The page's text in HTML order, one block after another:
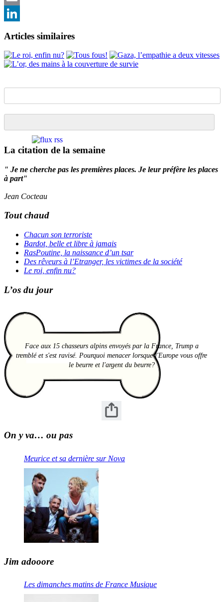
Email
Articles similaires
La citation de la semaine
" Je ne cherche pas les premières places. Je leur préfère les places
à part"
Jean Cocteau
Tout chaud
Chacun son terroriste
Bardot, belle et libre à jamais
RasPoutine, la naissance d’un tsar
Des rêveurs à l’Etranger, les victimes de la société
Le roi, enfin nu?
L’os du jour
Face aux 15 chasseurs alpins envoyés par la France, Trump a
tremblé et s'est ravisé. Pourquoi menacer lorsque l'Europe vous offre
le beurre et l'argent du beurre?
On y va… ou pas
Meurice et sa dernière sur Nova
Jim adooore
Les dimanches matins de France Musique